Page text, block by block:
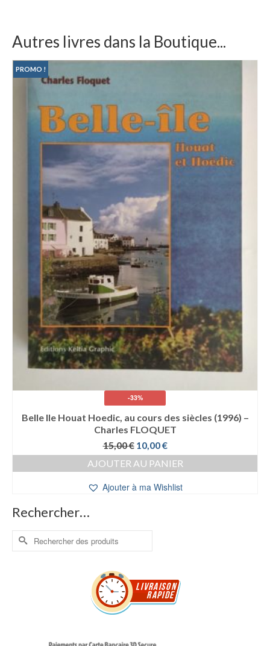
Autres livres dans la Boutique...
PROMO !
-33%
Belle Ile Houat Hoedic, au cours des siècles (1996) –
Charles FLOQUET
15,00€ Le
prix
initial
15,00 €.
10,00€Le
prix
actuel
10,00 €.
AJOUTER AU PANIER
Ajouter à ma Wishlist
Rechercher…
Rechercher :